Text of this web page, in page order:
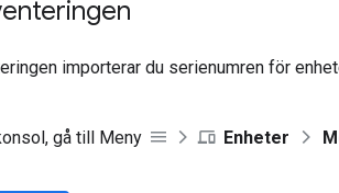
importerar du serienumren för
gå till Meny Enheter